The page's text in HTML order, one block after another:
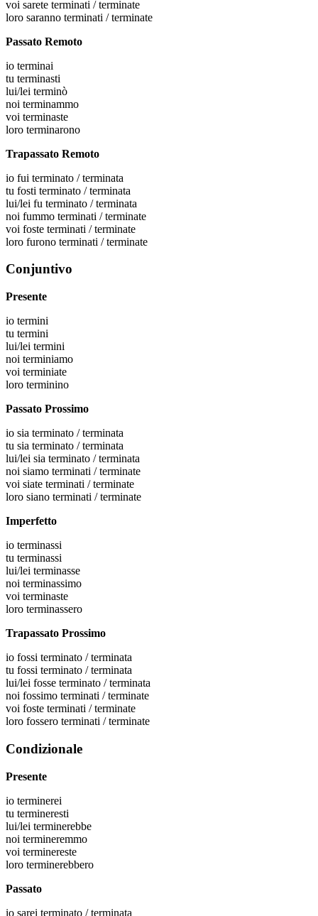
voi sarete terminati / terminate
loro saranno terminati / terminate
Passato Remoto
io terminai
tu terminasti
lui/lei terminò
noi terminammo
voi terminaste
loro terminarono
Trapassato Remoto
io fui terminato / terminata
tu fosti terminato / terminata
lui/lei fu terminato / terminata
noi fummo terminati / terminate
voi foste terminati / terminate
loro furono terminati / terminate
Conjuntivo
Presente
io termini
tu termini
lui/lei termini
noi terminiamo
voi terminiate
loro terminino
Passato Prossimo
io sia terminato / terminata
tu sia terminato / terminata
lui/lei sia terminato / terminata
noi siamo terminati / terminate
voi siate terminati / terminate
loro siano terminati / terminate
Imperfetto
io terminassi
tu terminassi
lui/lei terminasse
noi terminassimo
voi terminaste
loro terminassero
Trapassato Prossimo
io fossi terminato / terminata
tu fossi terminato / terminata
lui/lei fosse terminato / terminata
noi fossimo terminati / terminate
voi foste terminati / terminate
loro fossero terminati / terminate
Condizionale
Presente
io terminerei
tu termineresti
lui/lei terminerebbe
noi termineremmo
voi terminereste
loro terminerebbero
Passato
io sarei terminato / terminata